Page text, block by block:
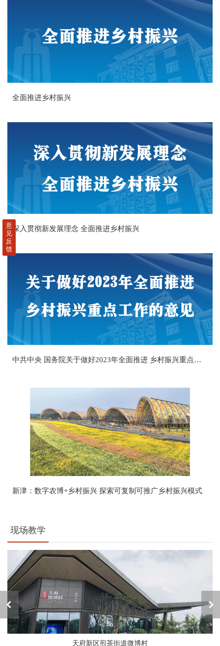
全面推进乡村振兴
深入贯彻新发展理念 全面推进乡村振兴
中共中央 国务院关于做好2023年全面推进 乡村振兴重点工作的意见
新津：数字农博+乡村振兴 探索可复制可推广乡村振兴模式
现场教学
天府新区煎茶街道微博村
意
见
反
馈